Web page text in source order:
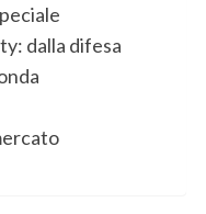
dalla difesa